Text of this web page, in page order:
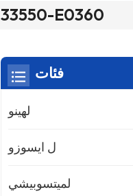
33550-E0360
فئات
لهينو
ل ايسوزو
لميتسوبيشي